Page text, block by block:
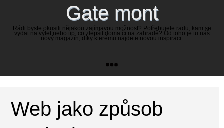
Gate mont
Rádi byste okusili nějakou zajímavou možnost? Potřebujete radu, kam se
vydat na výlet nebo tip, co zlepšit doma či na zahradě? Od toho je tu náš
nový magazín, díky kterému najdete novou inspiraci.
Web jako způsob